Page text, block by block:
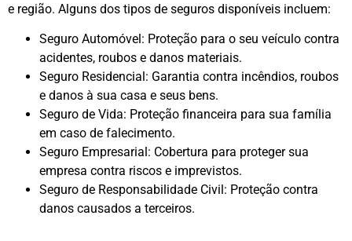
e região. Alguns dos tipos de seguros disponíveis incluem:
Seguro Automóvel: Proteção para o seu veículo contra
acidentes, roubos e danos materiais.
Seguro Residencial: Garantia contra incêndios, roubos
e danos à sua casa e seus bens.
Seguro de Vida: Proteção financeira para sua família
em caso de falecimento.
Seguro Empresarial: Cobertura para proteger sua
empresa contra riscos e imprevistos.
Seguro de Responsabilidade Civil: Proteção contra
danos causados a terceiros.